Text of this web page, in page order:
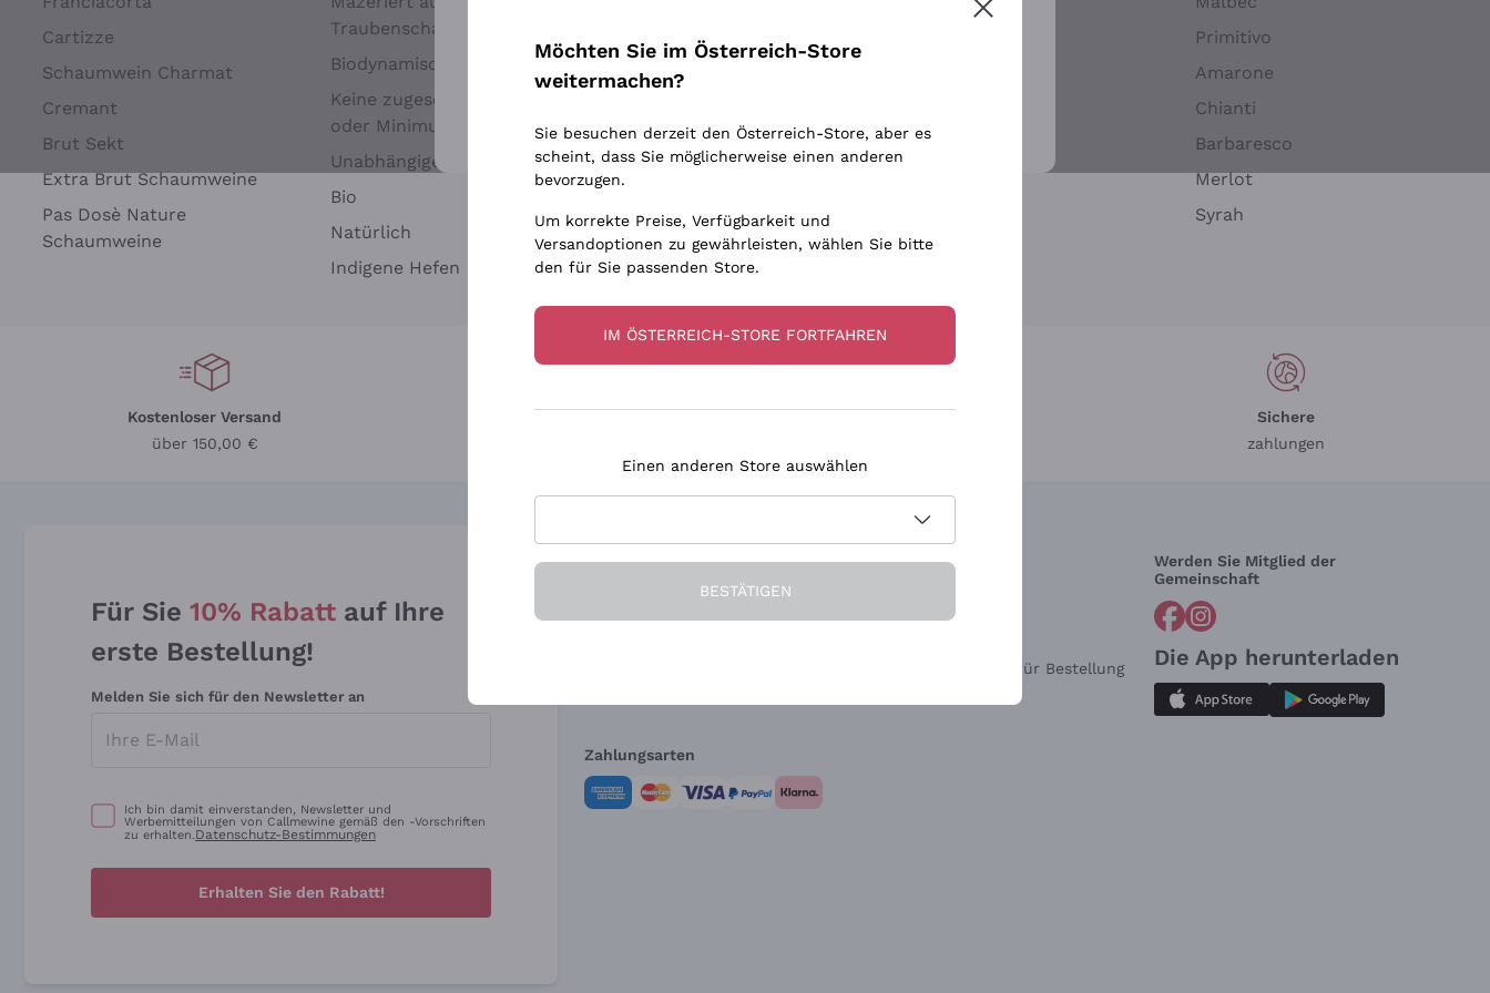
Cartizze
Schaumwein Charmat
Cremant
Brut Sekt
Extra Brut Schaumweine
Pas Dosè Nature
Schaumweine
Traubenschalen
Biodynamisch
Keine zugesetzten Sulfite
oder Minimum
Unabhängige Weinbauern
Bio
Natürlich
Indigene Hefen
Occhipinti Arianna
Biondi Santi
Argiolas
Zenato
Ca' dei Frati
Chardonnay
Primitivo
Amarone
Chianti
Barbaresco
Merlot
Syrah
Kostenloser Versand
über 150,00 €
Sichere
zahlungen
Für Sie 10% Rabatt auf Ihre
erste Bestellung!
Melden Sie sich für den Newsletter an
Ich bin damit einverstanden, Newsletter und
Werbemitteilungen von Callmewine gemäß den -Vorschriften
zu erhalten.Datenschutz-Bestimmungen
Erhalten Sie den Rabatt!
Die Firma Brauchen Sie Hilfe?
Widerrufsformular für Bestellung
Werden Sie Mitglied der
Gemeinschaft
Die App herunterladen
Zahlungsarten
Weitere Informationen finden Sie in unserem Datenschutz-Bestimmungen
Möchten Sie im Österreich-Store
weitermachen?
Sie besuchen derzeit den Österreich-Store, aber es
scheint, dass Sie möglicherweise einen anderen
bevorzugen.
Um korrekte Preise, Verfügbarkeit und
Versandoptionen zu gewährleisten, wählen Sie bitte
den für Sie passenden Store.
IM ÖSTERREICH-STORE FORTFAHREN
Einen anderen Store auswählen
BESTÄTIGEN